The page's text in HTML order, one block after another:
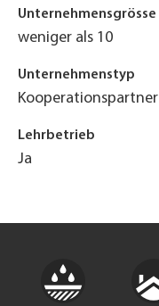
Unternehmensgrösse
weniger als 10
Unternehmenstyp
Kooperationspartner
Lehrbetrieb
Ja